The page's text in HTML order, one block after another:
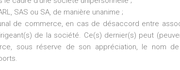
SAS ou SA, de manière unanime ;
de commerce, en cas de désaccord entre
de la société. Ce(s) dernier(s) peut
sous réserve de son appréciation, le nom